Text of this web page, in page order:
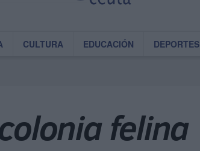
CULTURA EDUCACIÓN DEPORTES
felina